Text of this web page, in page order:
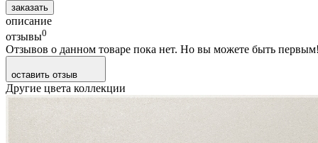
заказать
описание
отзывы0
Отзывов о данном товаре пока нет. Но вы можете быть
оставить отзыв
Другие цвета коллекции